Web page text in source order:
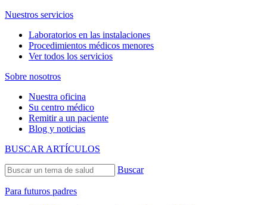
Nuestros servicios
Laboratorios en las instalaciones
Procedimientos médicos menores
Ver todos los servicios
Sobre nosotros
Nuestra oficina
Su centro médico
Remitir a un paciente
Blog y noticias
BUSCAR ARTÍCULOS
Buscar
Para futuros padres